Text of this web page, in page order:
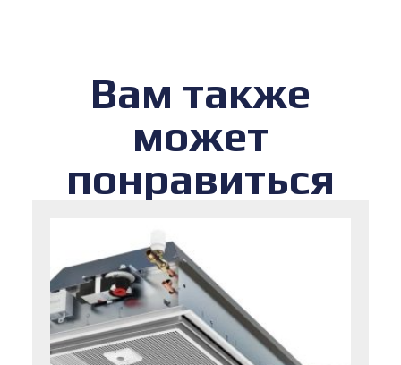
Вам также
может
понравиться